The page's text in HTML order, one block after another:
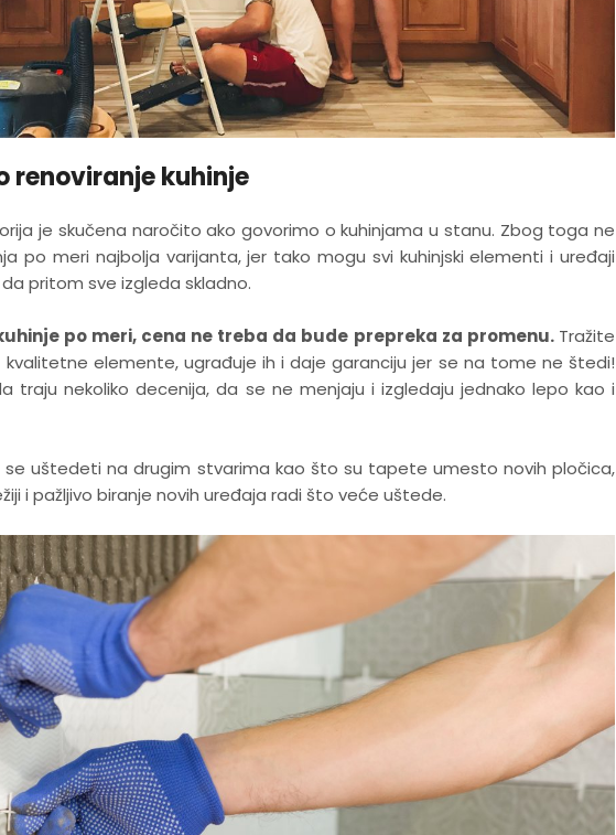
renoviranje kuhinje
je skučena naročito ako govorimo o kuhinjama u stanu. Zbog toga ne
po meri najbolja varijanta, jer tako mogu svi kuhinjski elementi i uređaji
pritom sve izgleda skladno.
po meri, cena ne treba da bude prepreka za promenu. Tražite
kvalitetne elemente, ugrađuje ih i daje garanciju jer se na tome ne štedi!
traju nekoliko decenija, da se ne menjaju i izgledaju jednako lepo kao i
se uštedeti na drugim stvarima kao što su tapete umesto novih pločica,
i pažljivo biranje novih uređaja radi što veće uštede.